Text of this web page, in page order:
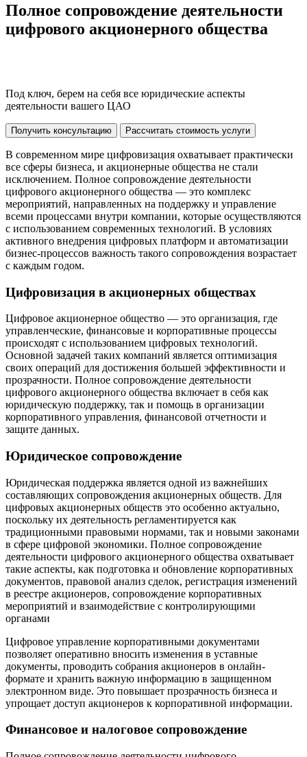
Полное сопровождение деятельности
цифрового акционерного общества
Под ключ, берем на себя все юридические аспекты
деятельности вашего ЦАО
Получить консультацию Рассчитать стоимость услуги
В современном мире цифровизация охватывает практически
все сферы бизнеса, и акционерные общества не стали
исключением. Полное сопровождение деятельности
цифрового акционерного общества — это комплекс
мероприятий, направленных на поддержку и управление
всеми процессами внутри компании, которые осуществляются
с использованием современных технологий. В условиях
активного внедрения цифровых платформ и автоматизации
бизнес-процессов важность такого сопровождения возрастает
с каждым годом.
Цифровизация в акционерных обществах
Цифровое акционерное общество — это организация, где
управленческие, финансовые и корпоративные процессы
происходят с использованием цифровых технологий.
Основной задачей таких компаний является оптимизация
своих операций для достижения большей эффективности и
прозрачности. Полное сопровождение деятельности
цифрового акционерного общества включает в себя как
юридическую поддержку, так и помощь в организации
корпоративного управления, финансовой отчетности и
защите данных.
Юридическое сопровождение
Юридическая поддержка является одной из важнейших
составляющих сопровождения акционерных обществ. Для
цифровых акционерных обществ это особенно актуально,
поскольку их деятельность регламентируется как
традиционными правовыми нормами, так и новыми законами
в сфере цифровой экономики. Полное сопровождение
деятельности цифрового акционерного общества охватывает
такие аспекты, как подготовка и обновление корпоративных
документов, правовой анализ сделок, регистрация изменений
в реестре акционеров, сопровождение корпоративных
мероприятий и взаимодействие с контролирующими
органами
Цифровое управление корпоративными документами
позволяет оперативно вносить изменения в уставные
документы, проводить собрания акционеров в онлайн-
формате и хранить важную информацию в защищенном
электронном виде. Это повышает прозрачность бизнеса и
упрощает доступ акционеров к корпоративной информации.
Финансовое и налоговое сопровождение